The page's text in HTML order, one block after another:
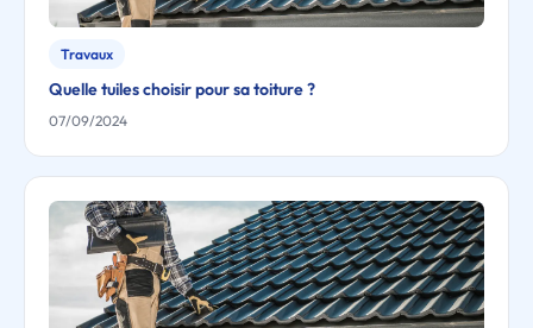
Travaux
Quelle tuiles choisir pour sa toiture ?
07/09/2024